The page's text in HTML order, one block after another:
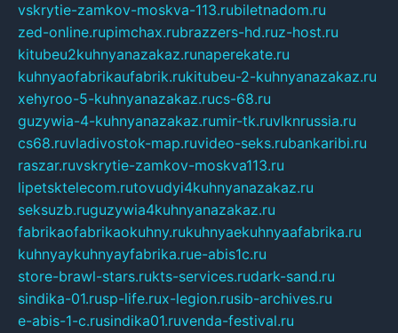
vskrytie-zamkov-moskva-113.rubiletnadom.ru
zed-online.rupimchax.rubrazzers-hd.ruz-host.ru
kitubeu2kuhnyanazakaz.runaperekate.ru
kuhnyaofabrikaufabrik.rukitubeu-2-kuhnyanazakaz.ru
xehyroo-5-kuhnyanazakaz.rucs-68.ru
guzywia-4-kuhnyanazakaz.rumir-tk.ruvlknrussia.ru
cs68.ruvladivostok-map.ruvideo-seks.rubankaribi.ru
raszar.ruvskrytie-zamkov-moskva113.ru
lipetsktelecom.rutovudyi4kuhnyanazakaz.ru
seksuzb.ruguzywia4kuhnyanazakaz.ru
fabrikaofabrikaokuhny.rukuhnyaekuhnyaafabrika.ru
kuhnyaykuhnyayfabrika.rue-abis1c.ru
store-brawl-stars.rukts-services.rudark-sand.ru
sindika-01.rusp-life.rux-legion.rusib-archives.ru
e-abis-1-c.rusindika01.ruvenda-festival.ru